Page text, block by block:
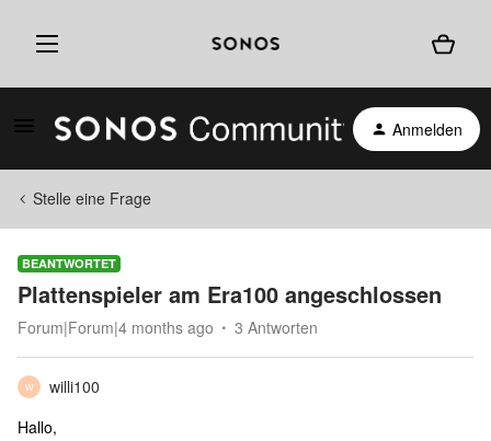
Anmelden
Stelle eine Frage
BEANTWORTET
Plattenspieler am Era100 angeschlossen
Forum|Forum|4 months ago 3 Antworten
W
willi100
Hallo,